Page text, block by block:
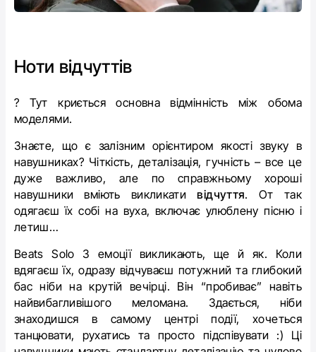
Ноти відчуттів
? Тут криється основна відмінність між обома
моделями.
Знаєте, що є залізним орієнтиром якості звуку в
навушниках? Чіткість, деталізація, гучність – все це
дуже важливо, але по справжньому хороші
навушники вміють викликативідчуття. От так
одягаєш їх собі на вуха, включає улюблену пісню і
летиш…
Beats Solo 3 емоції викликають, ще й як. Коли
вдягаєш їх, одразу відчуваєш потужний та глибокий
бас ніби на крутій вечірці. Він “пробиває” навіть
найвибагливішого меломана. Здається, ніби
знаходишся в самому центрі події, хочеться
танцювати, рухатись та просто підспівувати :) Ці